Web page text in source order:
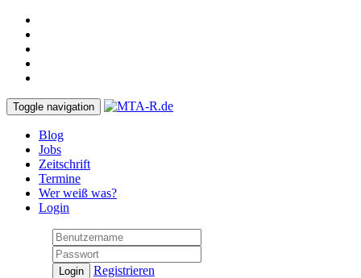
Toggle navigation
Blog
Jobs
Zeitschrift
Termine
Wer weiß was?
Login
Login
Registrieren